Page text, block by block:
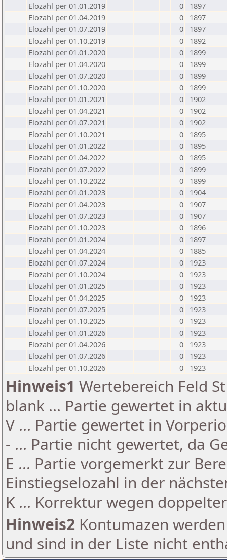
Elozahl per 01.01.2019
0
1897
Elozahl per 01.04.2019
0
1897
Elozahl per 01.07.2019
0
1897
Elozahl per 01.10.2019
0
1892
Elozahl per 01.01.2020
0
1899
Elozahl per 01.04.2020
0
1899
Elozahl per 01.07.2020
0
1899
Elozahl per 01.10.2020
0
1899
Elozahl per 01.01.2021
0
1902
Elozahl per 01.04.2021
0
1902
Elozahl per 01.07.2021
0
1902
Elozahl per 01.10.2021
0
1895
Elozahl per 01.01.2022
0
1895
Elozahl per 01.04.2022
0
1895
Elozahl per 01.07.2022
0
1899
Elozahl per 01.10.2022
0
1899
Elozahl per 01.01.2023
0
1904
Elozahl per 01.04.2023
0
1907
Elozahl per 01.07.2023
0
1907
Elozahl per 01.10.2023
0
1896
Elozahl per 01.01.2024
0
1897
Elozahl per 01.04.2024
0
1885
Elozahl per 01.07.2024
0
1923
Elozahl per 01.10.2024
0
1923
Elozahl per 01.01.2025
0
1923
Elozahl per 01.04.2025
0
1923
Elozahl per 01.07.2025
0
1923
Elozahl per 01.10.2025
0
1923
Elozahl per 01.01.2026
0
1923
Elozahl per 01.04.2026
0
1923
Elozahl per 01.07.2026
0
1923
Elozahl per 01.10.2026
0 1923
Hinweis1 Wertebereich Feld
blank ... Partie gewertet in
V ... Partie gewertet in
- ... Partie nicht gewertet, da
E ... Partie vorgemerkt zur
Einstiegselozahl in der
K ... Korrektur wegen
Hinweis2 Kontumazen
und sind in der Liste nicht